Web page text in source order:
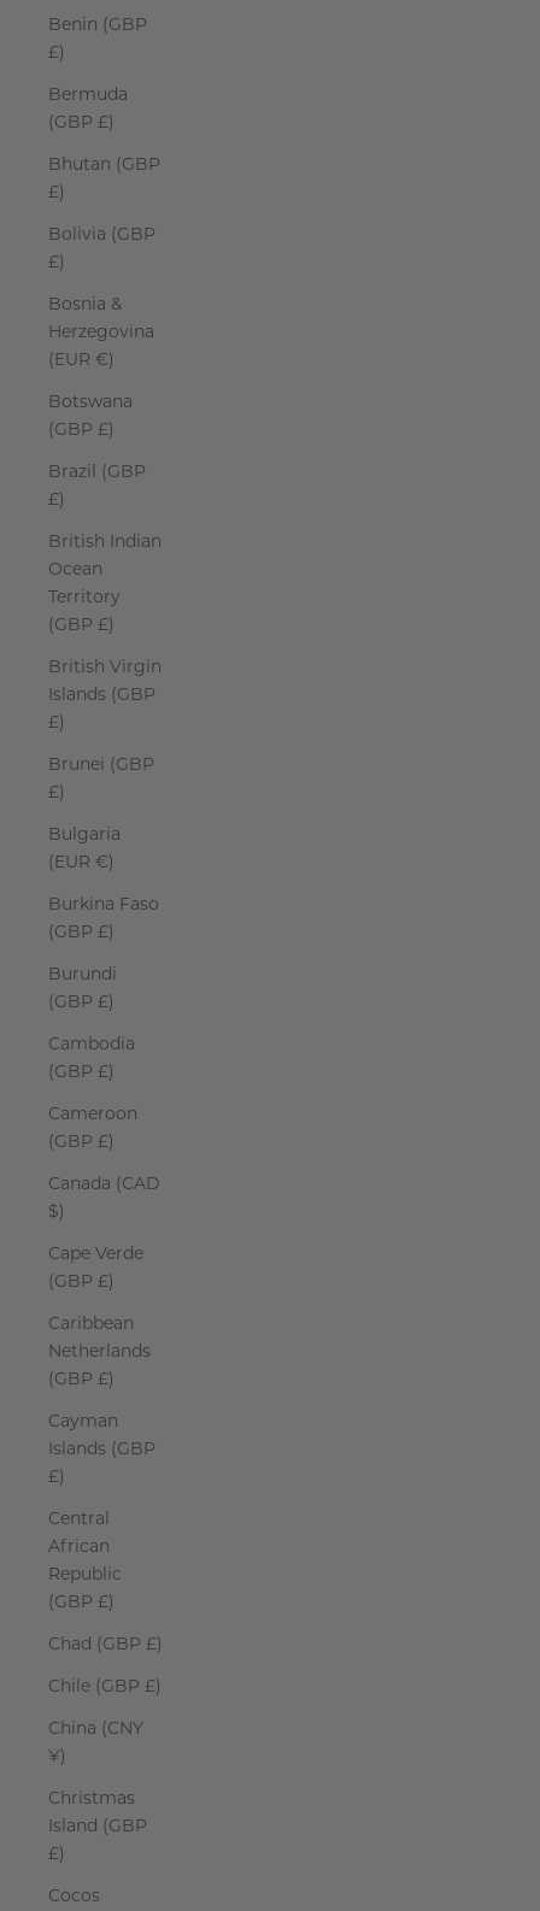
Benin (GBP
£)
Bermuda
(GBP £)
Bhutan (GBP
£)
Bolivia (GBP
£)
Bosnia &
Herzegovina
(EUR €)
Botswana
(GBP £)
Brazil (GBP
£)
British Indian
Ocean
Territory
(GBP £)
British Virgin
Islands (GBP
£)
Brunei (GBP
£)
Bulgaria
(EUR €)
Burkina Faso
(GBP £)
Burundi
(GBP £)
Cambodia
(GBP £)
Cameroon
(GBP £)
Canada (CAD
$)
Cape Verde
(GBP £)
Caribbean
Netherlands
(GBP £)
Cayman
Islands (GBP
£)
Central
African
Republic
(GBP £)
Chad (GBP £)
Chile (GBP £)
China (CNY
¥)
Christmas
Island (GBP
£)
Cocos